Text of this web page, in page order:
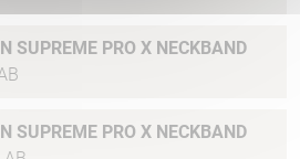
SUPREME PRO X NECKBAND
SUPREME PRO X NECKBAND